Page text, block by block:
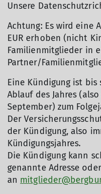
Unsere
Achtung: Es wird eine
EUR erhoben (nicht
Familienmitglieder in
Partner/
Eine Kündigung ist
Ablauf des Jahres
September) zum
Der
der Kündigung, also
Kündigungsjahres.
Die Kündigung kann
genannte Adresse
an